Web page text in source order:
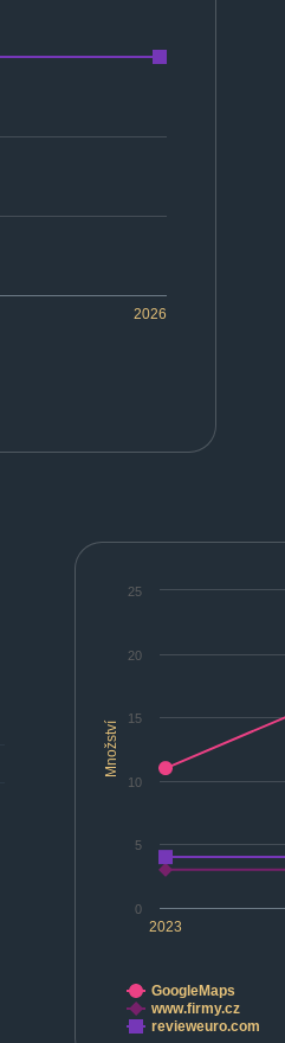
2026
Množství
2023
0
5
10
15
20
25
GoogleMaps
www.firmy.cz
revieweuro.com